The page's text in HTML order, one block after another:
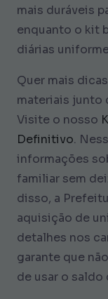
mais duráveis
enquanto o kit
diárias
Quer mais
materiais junto
Visite o nosso
Definitivo.
informações
familiar sem
disso, a
aquisição de
detalhes nos
garante que
de usar o